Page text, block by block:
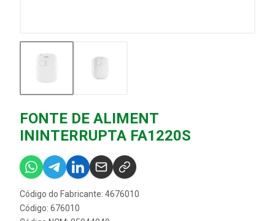
FONTE DE ALIMENT
ININTERRUPTA FA1220S
Código do Fabricante: 4676010
Código: 676010